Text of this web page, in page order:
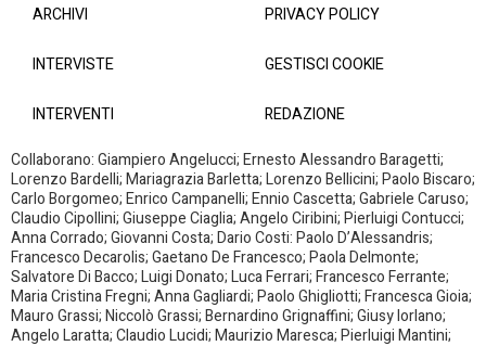
ARCHIVI
INTERVISTE
INTERVENTI
PRIVACY POLICY
GESTISCI COOKIE
REDAZIONE
Collaborano: Giampiero Angelucci; Ernesto Alessandro Baragetti;
Lorenzo Bardelli; Mariagrazia Barletta; Lorenzo Bellicini; Paolo Biscaro;
Carlo Borgomeo; Enrico Campanelli; Ennio Cascetta; Gabriele Caruso;
Claudio Cipollini; Giuseppe Ciaglia; Angelo Ciribini; Pierluigi Contucci;
Anna Corrado; Giovanni Costa; Dario Costi: Paolo D’Alessandris;
Francesco Decarolis; Gaetano De Francesco; Paola Delmonte;
Salvatore Di Bacco; Luigi Donato; Luca Ferrari; Francesco Ferrante;
Maria Cristina Fregni; Anna Gagliardi; Paolo Ghigliotti; Francesca Gioia;
Mauro Grassi; Niccolò Grassi; Bernardino Grignaffini; Giusy Iorlano;
Angelo Laratta; Claudio Lucidi; Maurizio Maresca; Pierluigi Mantini;